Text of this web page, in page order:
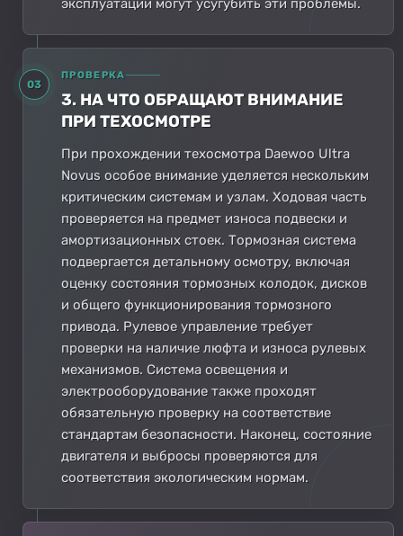
эксплуатации могут усугубить эти проблемы.
03
ПРОВЕРКА
3. НА ЧТО ОБРАЩАЮТ ВНИМАНИЕ
ПРИ ТЕХОСМОТРЕ
При прохождении техосмотра Daewoo Ultra
Novus особое внимание уделяется нескольким
критическим системам и узлам. Ходовая часть
проверяется на предмет износа подвески и
амортизационных стоек. Тормозная система
подвергается детальному осмотру, включая
оценку состояния тормозных колодок, дисков
и общего функционирования тормозного
привода. Рулевое управление требует
проверки на наличие люфта и износа рулевых
механизмов. Система освещения и
электрооборудование также проходят
обязательную проверку на соответствие
стандартам безопасности. Наконец, состояние
двигателя и выбросы проверяются для
соответствия экологическим нормам.